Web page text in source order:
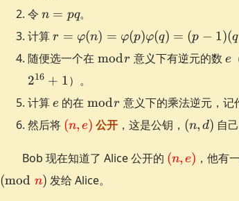
令 n=pq
n = pq。
计算r =
\varphi(n)
=
\varphi(p)
\varphi(q)
= (p-1)(q-
1)
r = φ(n) = φ(p)φ(q) = (p − 1)(q
随便选一个在 \bmod
modr 意义下有逆元的数 e
e
216 + 1）。
计算 e
e 的在 \bmod
r
modr 意义下的乘法逆元，记
然后将 \textcolor{red}
{(n,e)}
(n, e) 公开 ，这是公钥， (n,d)
(n, d) 自
Bob 现在知道了 Alice 公开的
{(n,e)}
(n, e) ，他有
(mod n) 发给 Alice。